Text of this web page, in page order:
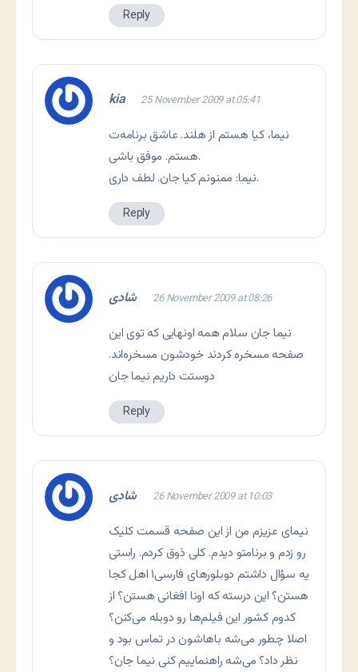
Reply
kia 25 November 2009 at 05:41
نیما، کیا هستم از هلند. عاشق برنامه‌ت
هستم. موفق باشی.
نیما: ممنونم کیا جان. لطف داری.
Reply
شادی 26 November 2009 at 08:26
نیما جان سلام همه اونهایی که توی این
صفحه مسخره کردند خودشون مسخره‌اند.
دوستت داریم نیما جان
Reply
شادی 26 November 2009 at 10:03
نیمای عزیزم من از این صفحه قسمت کلیک
رو زدم و برنامتو دیدم. کلی ذوق کردم. راستی
یه سؤال داشتم دوبلورهای فارسی۱ اهل کجا
هستن؟ این درسته که اونا افغانی هستن؟ از
کدوم کشور این فیلم‌ها رو دوبله می‌کنن؟
اصلا چطور می‌شه باهاشون در تماس بود و
نظر داد؟ می‌شه راهنماییم کنی نیما جان؟